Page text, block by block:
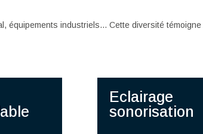
équipements industriels... Cette diversité témoigne
Eclairage
sonorisation